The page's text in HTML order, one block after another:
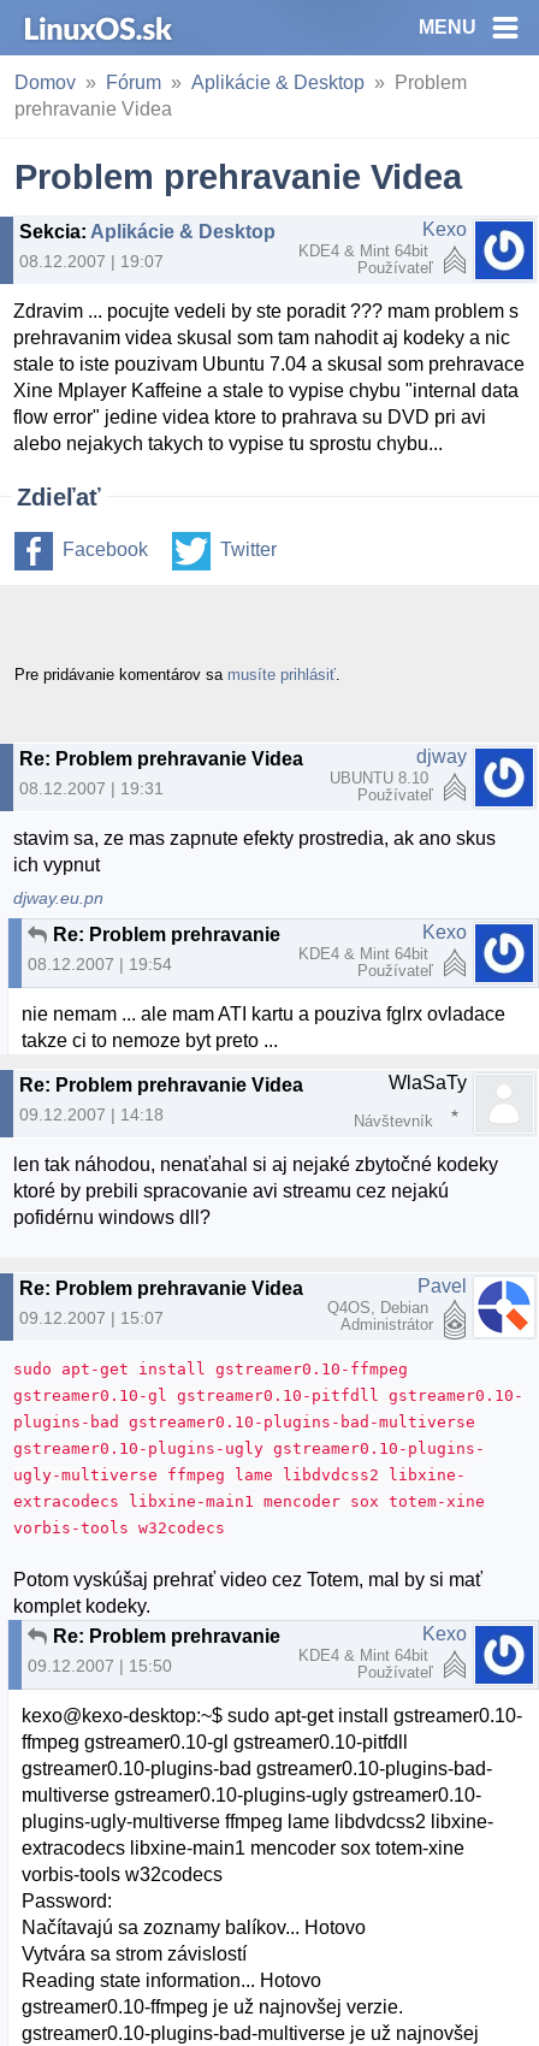
MENU
Domov Fórum Aplikácie & Desktop
Problem
prehravanie Videa
Problem prehravanie Videa
Sekcia: Aplikácie & Desktop
08.12.2007 | 19:07
Kexo
KDE4 & Mint 64bit
Používateľ
Zdravim ... pocujte vedeli by ste poradit ??? mam problem s
prehravanim videa skusal som tam nahodit aj kodeky a nic
stale to iste pouzivam Ubuntu 7.04 a skusal som prehravace
Xine Mplayer Kaffeine a stale to vypise chybu "internal data
flow error" jedine videa ktore to prahrava su DVD pri avi
alebo nejakych takych to vypise tu sprostu chybu...
Zdieľať
Facebook Twitter
Pre pridávanie komentárov sa musíte prihlásiť
Re: Problem prehravanie Videa
08.12.2007 | 19:31
djway
UBUNTU 8.10
Používateľ
stavim sa, ze mas zapnute efekty prostredia, ak ano skus
ich vypnut
djway.eu.pn
Re: Problem prehravanie Videa
08.12.2007 | 19:54
Kexo
KDE4 & Mint 64bit
Používateľ
nie nemam ... ale mam ATI kartu a pouziva fglrx ovladace
takze ci to nemoze byt preto ...
Re: Problem prehravanie Videa
09.12.2007 | 14:18
WlaSaTy
Návštevník
len tak náhodou, nenaťahal si aj nejaké zbytočné kodeky
ktoré by prebili spracovanie avi streamu cez nejakú
pofidérnu windows dll?
Re: Problem prehravanie Videa
09.12.2007 | 15:07
Pavel
Q4OS, Debian
Administrátor
sudo apt-get install gstreamer0.10-ffmpeg
gstreamer0.10-gl gstreamer0.10-pitfdll gstreamer0.10-
plugins-bad gstreamer0.10-plugins-bad-multiverse
gstreamer0.10-plugins-ugly gstreamer0.10-plugins-
ugly-multiverse ffmpeg lame libdvdcss2 libxine-
extracodecs libxine-main1 mencoder sox totem-xine
vorbis-tools w32codecs
Potom vyskúšaj prehrať video cez Totem, mal by si mať
komplet kodeky.
Re: Problem prehravanie Videa
09.12.2007 | 15:50
Kexo
KDE4 & Mint 64bit
Používateľ
kexo@kexo-desktop:~$ sudo apt-get install gstreamer0.10-
ffmpeg gstreamer0.10-gl gstreamer0.10-pitfdll
gstreamer0.10-plugins-bad gstreamer0.10-plugins-bad-
multiverse gstreamer0.10-plugins-ugly gstreamer0.10-
plugins-ugly-multiverse ffmpeg lame libdvdcss2 libxine-
extracodecs libxine-main1 mencoder sox totem-xine
vorbis-tools w32codecs
Password:
Načítavajú sa zoznamy balíkov... Hotovo
Vytvára sa strom závislostí
Reading state information... Hotovo
gstreamer0.10-ffmpeg je už najnovšej verzie.
gstreamer0.10-plugins-bad-multiverse je už najnovšej